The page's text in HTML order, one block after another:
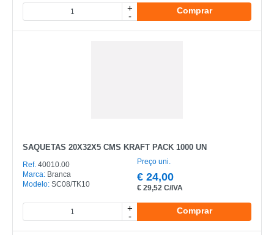
+
-
Comprar
SAQUETAS 20X32X5 CMS KRAFT PACK 1000 UN
Ref. 40010.00
Marca: Branca
Modelo: SC08/TK10
Preço uni.
€ 24,00
€ 29,52 C/IVA
+
-
Comprar